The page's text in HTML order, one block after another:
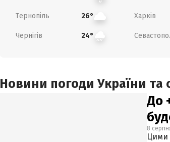
Тернопіль 26° Харків
Чернігів 24°
Новини погоди України та
До
8
Цими